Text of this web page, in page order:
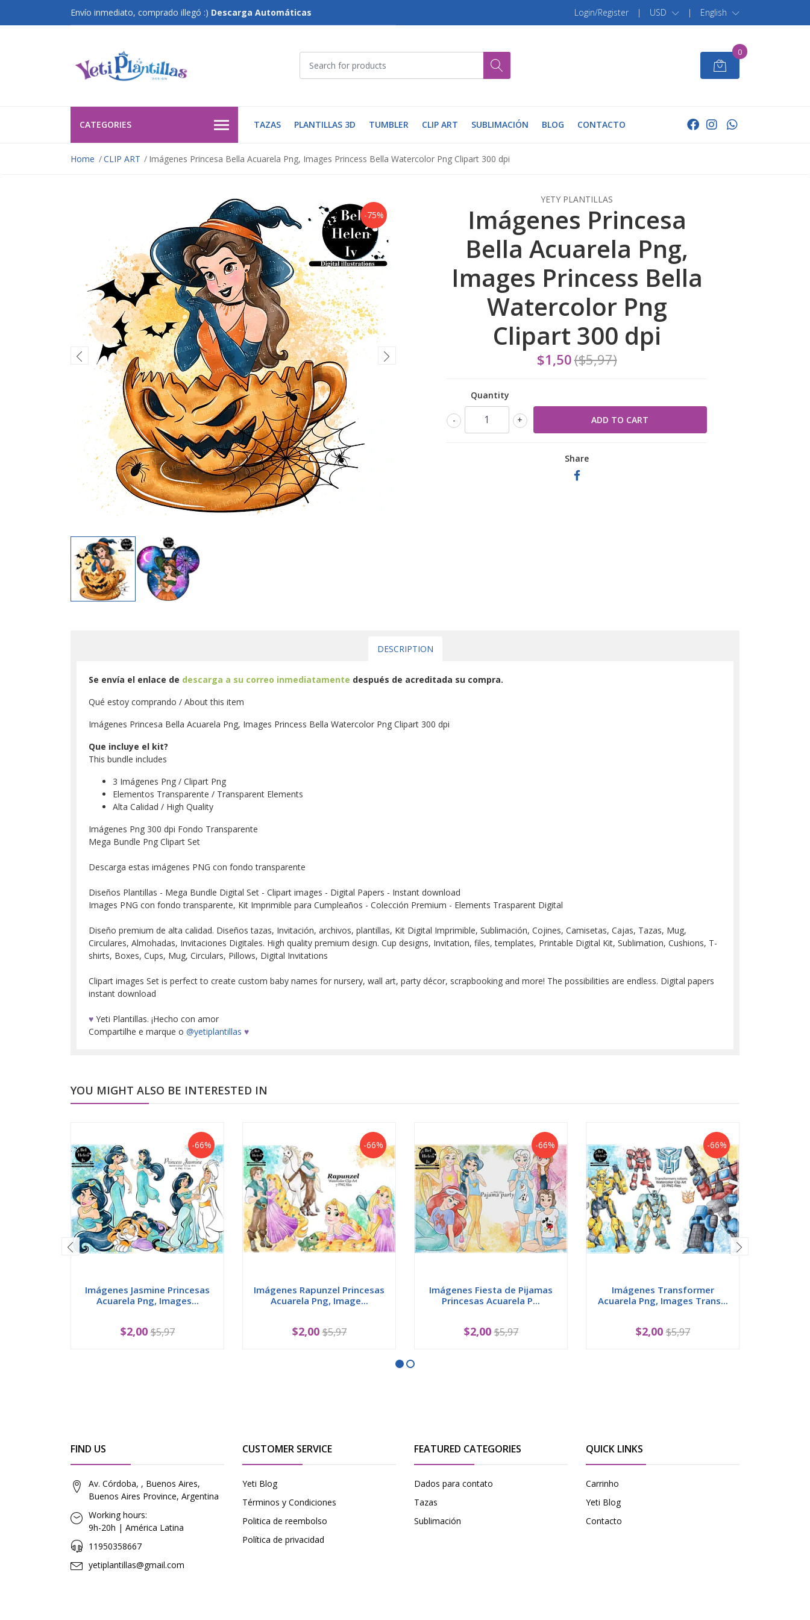
Envío inmediato, comprado illegó :) Descarga Automáticas Login/Register | USD | English
0
CATEGORIES TAZAS PLANTILLAS 3D TUMBLER CLIP ART SUBLIMACIÓN BLOG CONTACTO
Home CLIP ART Imágenes Princesa Bella Acuarela Png, Images Princess Bella Watercolor Png Clipart 300 dpi
-75%
YETY PLANTILLAS
Imágenes Princesa
Bella Acuarela Png,
Images Princess Bella
Watercolor Png
Clipart 300 dpi
$1,50($5,97)
Quantity
+
-
Share
DESCRIPTION
Se envía el enlace de descarga a su correo inmediatamente después de acreditada su compra.
Qué estoy comprando / About this item
Imágenes Princesa Bella Acuarela Png, Images Princess Bella Watercolor Png Clipart 300 dpi
Que incluye el kit?
This bundle includes
3 Imágenes Png / Clipart Png
Elementos Transparente / Transparent Elements
Alta Calidad / High Quality
Imágenes Png 300 dpi Fondo Transparente
Mega Bundle Png Clipart Set
Descarga estas imágenes PNG con fondo transparente
Diseños Plantillas - Mega Bundle Digital Set - Clipart images - Digital Papers - Instant download
Images PNG con fondo transparente, Kit Imprimible para Cumpleaños - Colección Premium - Elements Trasparent Digital
Diseño premium de alta calidad. Diseños tazas, Invitación, archivos, plantillas, Kit Digital Imprimible, Sublimación, Cojines, Camisetas, Cajas, Tazas, Mug,
Circulares, Almohadas, Invitaciones Digitales. High quality premium design. Cup designs, Invitation, files, templates, Printable Digital Kit, Sublimation, Cushions, T-
shirts, Boxes, Cups, Mug, Circulars, Pillows, Digital Invitations
Clipart images Set is perfect to create custom baby names for nursery, wall art, party décor, scrapbooking and more! The possibilities are endless. Digital papers
instant download
♥ Yeti Plantillas. ¡Hecho con amor
Compartilhe e marque o @yetiplantillas ♥
YOU MIGHT ALSO BE INTERESTED IN
-66%
Imágenes Jasmine Princesas
Acuarela Png, Images...
$2,00 $5,97
-66%
Imágenes Rapunzel Princesas
Acuarela Png, Image...
$2,00 $5,97
-66%
Imágenes Fiesta de Pijamas
Princesas Acuarela P...
$2,00 $5,97
-66%
Imágenes Transformer
Acuarela Png, Images Trans...
$2,00 $5,97
FIND US
Av. Córdoba, , Buenos Aires,
Buenos Aires Province, Argentina
Working hours:
9h-20h | América Latina
11950358667
yetiplantillas@gmail.com
CUSTOMER SERVICE
Yeti Blog
Términos y Condiciones
Politica de reembolso
Política de privacidad
FEATURED CATEGORIES
Dados para contato
Tazas
Sublimación
QUICK LINKS
Carrinho
Yeti Blog
Contacto